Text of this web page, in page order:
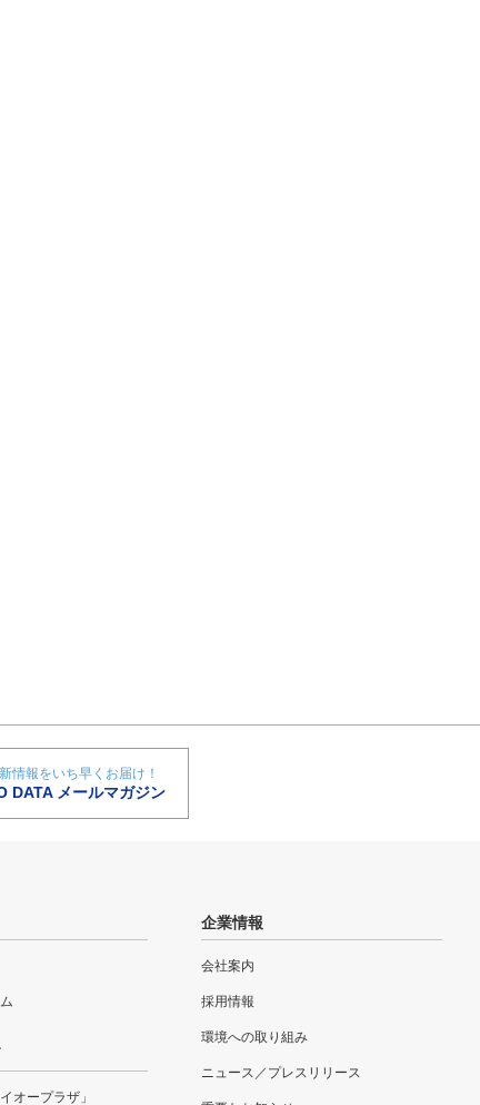
情報をいち早くお届け！
DATA メールマガジン
オープラザ」
企業情報
会社案内
採用情報
環境への取り組み
ニュース／プレスリリース